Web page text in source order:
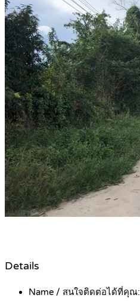
Details
Name / สนใจติดต่อได้ที่คุณ: